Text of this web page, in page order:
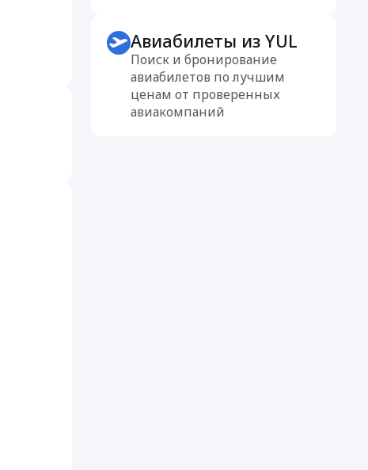
Авиабилеты из YUL
Поиск и бронирование
авиабилетов по лучшим
ценам от проверенных
авиакомпаний